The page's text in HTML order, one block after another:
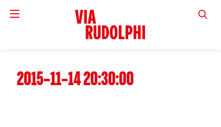
VIA
2015-11-14 20:30:00